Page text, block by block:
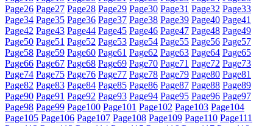
Page26 Page27 Page28 Page29 Page30 Page31 Page32 Page33
Page34 Page35 Page36 Page37 Page38 Page39 Page40 Page41
Page42 Page43 Page44 Page45 Page46 Page47 Page48 Page49
Page50 Page51 Page52 Page53 Page54 Page55 Page56 Page57
Page58 Page59 Page60 Page61 Page62 Page63 Page64 Page65
Page66 Page67 Page68 Page69 Page70 Page71 Page72 Page73
Page74 Page75 Page76 Page77 Page78 Page79 Page80 Page81
Page82 Page83 Page84 Page85 Page86 Page87 Page88 Page89
Page90 Page91 Page92 Page93 Page94 Page95 Page96 Page97
Page98 Page99 Page100 Page101 Page102 Page103 Page104
Page105 Page106 Page107 Page108 Page109 Page110 Page111